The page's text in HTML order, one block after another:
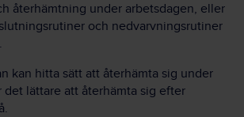
återhämtning under arbetsdagen, eller
och nedvarvningsrutiner
kan hitta sätt att återhämta sig under
det lättare att återhämta sig efter